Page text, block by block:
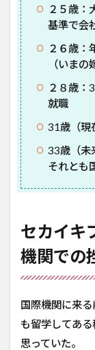
２５歳：
基準で会
２６歳：
（いまの
２８歳：
就職
31歳（現
33歳（未
それとも
セカイキ
機関での
国際機関に来
も留学してあ
思っていた。